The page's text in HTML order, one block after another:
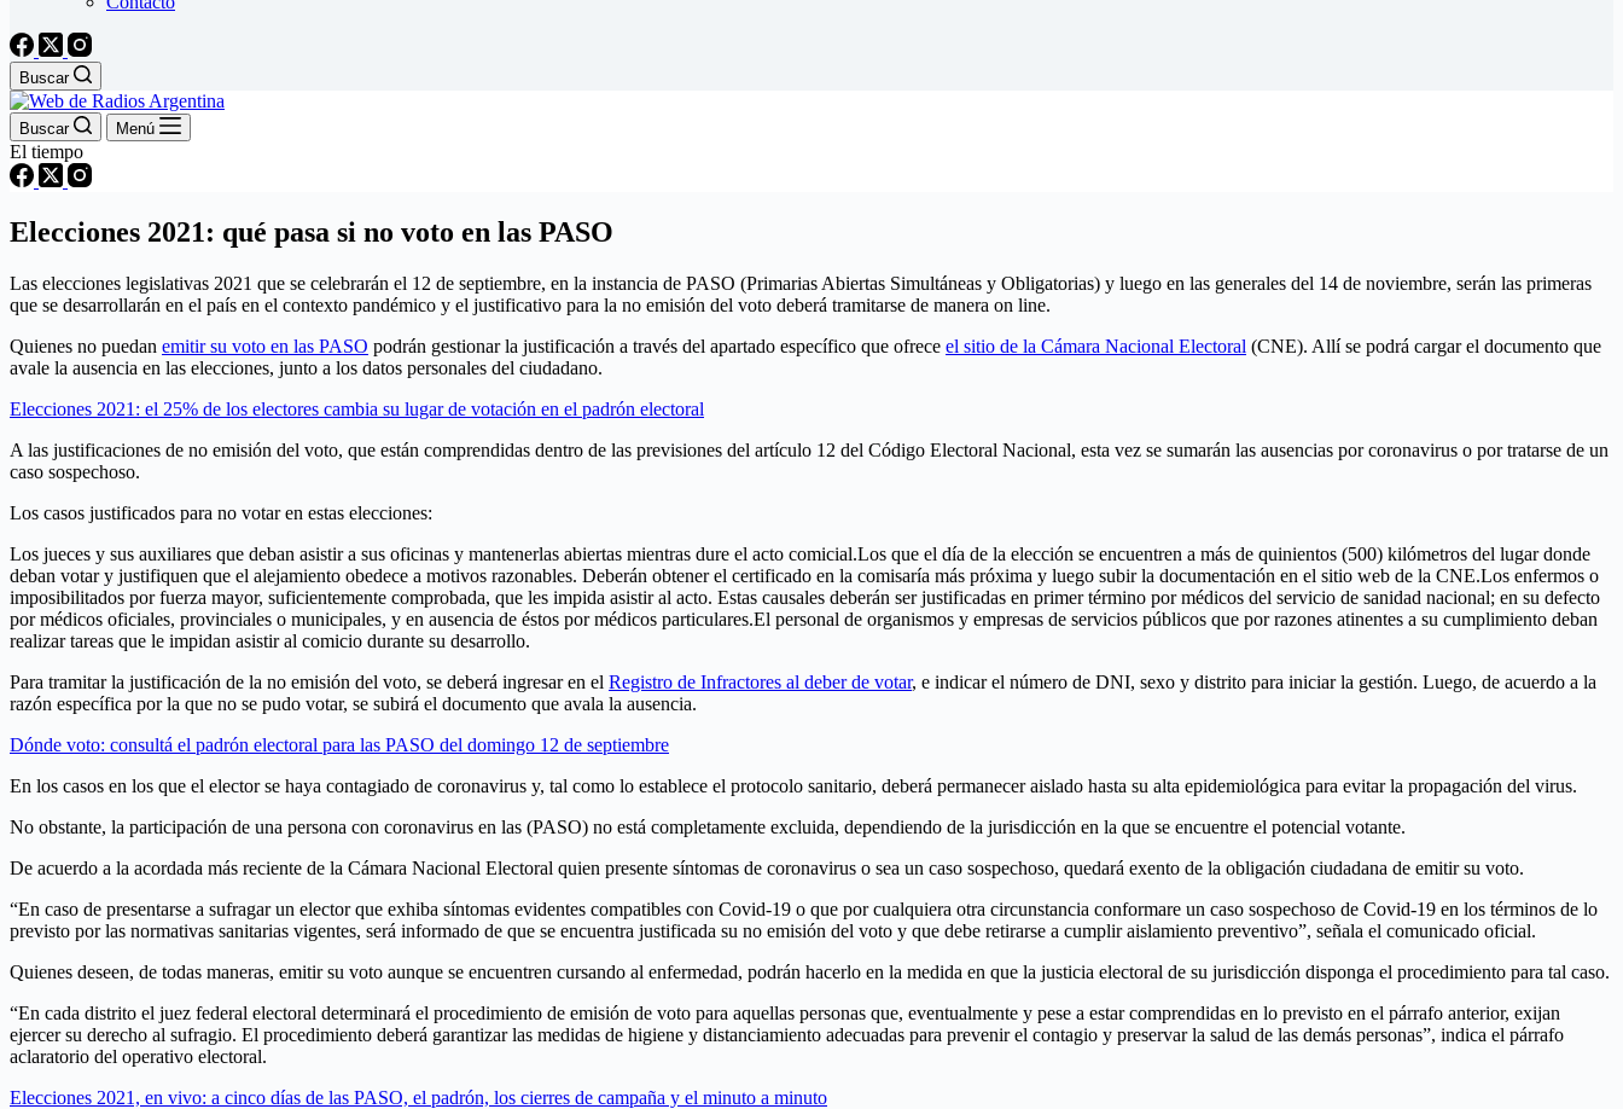
Buscar
Buscar Menú
El tiempo
Elecciones 2021: qué pasa si no voto en las PASO
Las elecciones legislativas 2021 que se celebrarán el 12 de septiembre, en la instancia de PASO (Primarias Abiertas Simultáneas y Obligatorias) y luego en las generales del 14 de noviembre, serán las primeras
que se desarrollarán en el país en el contexto pandémico y el justificativo para la no emisión del voto deberá tramitarse de manera on line.
Quienes no puedan emitir su voto en las PASO podrán gestionar la justificación a través del apartado específico que ofrece el sitio de la Cámara Nacional Electoral (CNE). Allí se podrá cargar el documento que
avale la ausencia en las elecciones, junto a los datos personales del ciudadano.
Elecciones 2021: el 25% de los electores cambia su lugar de votación en el padrón electoral
A las justificaciones de no emisión del voto, que están comprendidas dentro de las previsiones del artículo 12 del Código Electoral Nacional, esta vez se sumarán las ausencias por coronavirus o por tratarse de un
caso sospechoso.
Los casos justificados para no votar en estas elecciones:
Los jueces y sus auxiliares que deban asistir a sus oficinas y mantenerlas abiertas mientras dure el acto comicial.Los que el día de la elección se encuentren a más de quinientos (500) kilómetros del lugar donde
deban votar y justifiquen que el alejamiento obedece a motivos razonables. Deberán obtener el certificado en la comisaría más próxima y luego subir la documentación en el sitio web de la CNE.Los enfermos o
imposibilitados por fuerza mayor, suficientemente comprobada, que les impida asistir al acto. Estas causales deberán ser justificadas en primer término por médicos del servicio de sanidad nacional; en su defecto
por médicos oficiales, provinciales o municipales, y en ausencia de éstos por médicos particulares.El personal de organismos y empresas de servicios públicos que por razones atinentes a su cumplimiento deban
realizar tareas que le impidan asistir al comicio durante su desarrollo.
Para tramitar la justificación de la no emisión del voto, se deberá ingresar en el Registro de Infractores al deber de votar, e indicar el número de DNI, sexo y distrito para iniciar la gestión. Luego, de acuerdo a la
razón específica por la que no se pudo votar, se subirá el documento que avala la ausencia.
Dónde voto: consultá el padrón electoral para las PASO del domingo 12 de septiembre
En los casos en los que el elector se haya contagiado de coronavirus y, tal como lo establece el protocolo sanitario, deberá permanecer aislado hasta su alta epidemiológica para evitar la propagación del virus.
No obstante, la participación de una persona con coronavirus en las (PASO) no está completamente excluida, dependiendo de la jurisdicción en la que se encuentre el potencial votante.
De acuerdo a la acordada más reciente de la Cámara Nacional Electoral quien presente síntomas de coronavirus o sea un caso sospechoso, quedará exento de la obligación ciudadana de emitir su voto.
“En caso de presentarse a sufragar un elector que exhiba síntomas evidentes compatibles con Covid-19 o que por cualquiera otra circunstancia conformare un caso sospechoso de Covid-19 en los términos de lo
previsto por las normativas sanitarias vigentes, será informado de que se encuentra justificada su no emisión del voto y que debe retirarse a cumplir aislamiento preventivo”, señala el comunicado oficial.
Quienes deseen, de todas maneras, emitir su voto aunque se encuentren cursando al enfermedad, podrán hacerlo en la medida en que la justicia electoral de su jurisdicción disponga el procedimiento para tal caso.
“En cada distrito el juez federal electoral determinará el procedimiento de emisión de voto para aquellas personas que, eventualmente y pese a estar comprendidas en lo previsto en el párrafo anterior, exijan
ejercer su derecho al sufragio. El procedimiento deberá garantizar las medidas de higiene y distanciamiento adecuadas para prevenir el contagio y preservar la salud de las demás personas”, indica el párrafo
aclaratorio del operativo electoral.
Elecciones 2021, en vivo: a cinco días de las PASO, el padrón, los cierres de campaña y el minuto a minuto